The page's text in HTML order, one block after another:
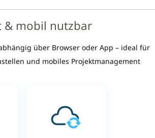
& mobil nutzbar
über Browser oder App – ideal für
und mobiles Projektmanagement